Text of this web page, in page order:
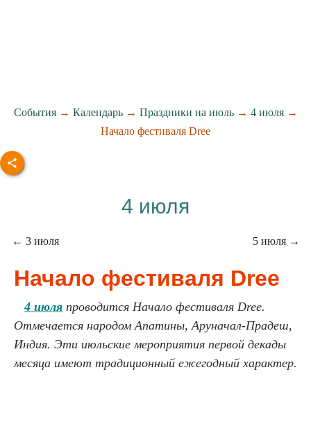
События→ Календарь→ Праздники на июль→ 4 июля→
Начало фестиваля Dree
4 июля
← 3 июля 5 июля →
Начало фестиваля Dree
4 июля проводится Начало фестиваля Dree.
Отмечается народом Апатины, Аруначал-Прадеш,
Индия. Эти июльские мероприятия первой декады
месяца имеют традиционный ежегодный характер.